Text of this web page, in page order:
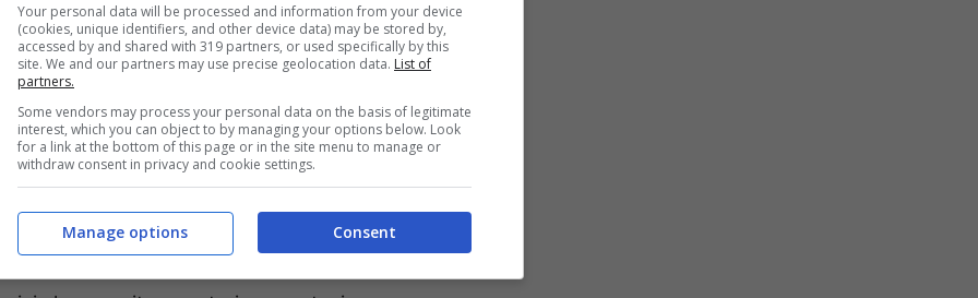
e cerca rifornimenti preziosi negli edifici
per creare strutture su diversi terreni,
di produzione dettagliati e realistici per
sopravvivenza, come i raccolti.
Your personal data will be processed and information from your device
(cookies, unique identifiers, and other device data) may be stored by,
accessed by and shared with 319 partners, or used specifically by this
site. We and our partners may use precise geolocation data. List of
partners.
Some vendors may process your personal data on the basis of legitimate
interest, which you can object to by managing your options below. Look
for a link at the bottom of this page or in the site menu to manage or
withdraw consent in privacy and cookie settings.
Consent
Manage options